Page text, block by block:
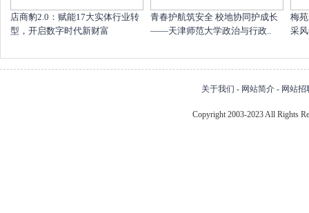
店商豹2.0：赋能17大实体行业转
型，开启数字时代新财富
青春护航筑安全 校地协同护成长
——天津师范大学政治与行政..
梅
采
关于我们 - 网站简介 - 网站招
Copyright 2003-2023 All Rights